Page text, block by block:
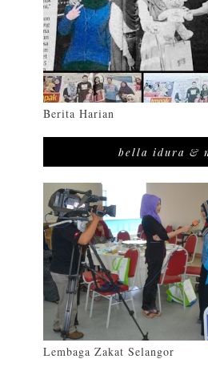
Berita Harian
bella idura &
Lembaga Zakat Selangor